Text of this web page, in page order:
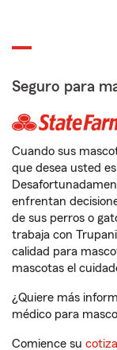
Seguro para
Cuando sus
que desea usted
enfrentan
de sus perros o
trabaja con
calidad para
mascotas el
¿Quiere más
médico para
Comience su